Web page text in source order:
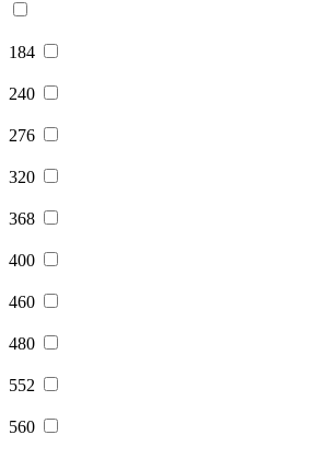
184
240
276
320
368
400
460
480
552
560